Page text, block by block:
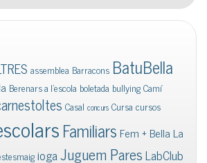
assemblea Barracons BatuBella
Berenars a l'escola boletada bullyingCamí
Casal concurs Cursa cursos
Familiars Fem + Bella La
iogaJuguem ParesLabClub